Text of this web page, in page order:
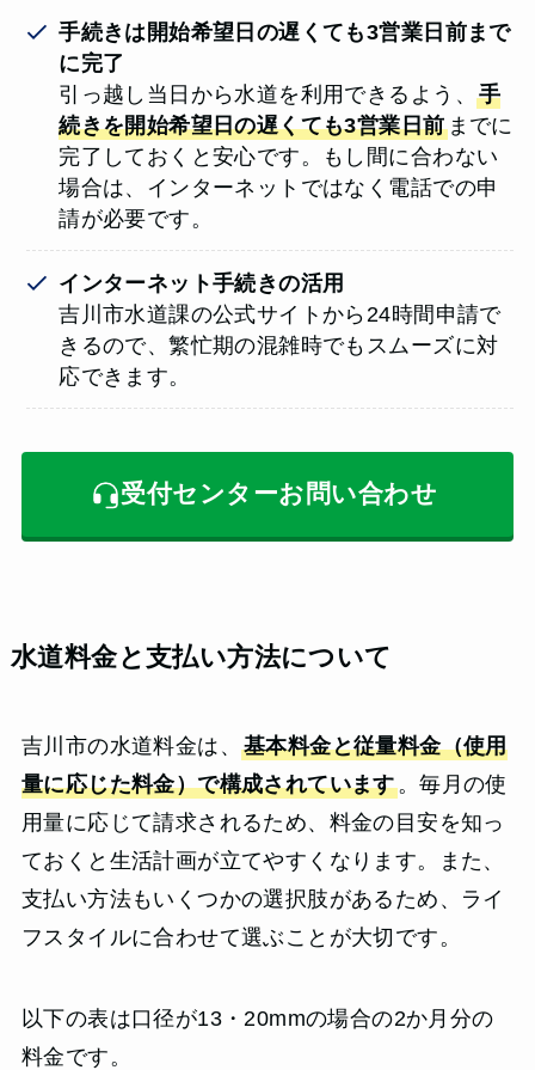
手続きは開始希望日の遅くても3営業日前まで
に完了
引っ越し当日から水道を利用できるよう、 手
続きを開始希望日の遅くても3営業日前までに
完了しておくと安心です。もし間に合わない
場合は、インターネットではなく電話での申
請が必要です。
インターネット手続きの活用
吉川市水道課の公式サイトから24時間申請で
きるので、繁忙期の混雑時でもスムーズに対
応できます。
受付センターお問い合わせ
水道料金と支払い方法について
吉川市の水道料金は、 基本料金と従量料金（使用
量に応じた料金）で構成されています。毎月の使
用量に応じて請求されるため、料金の目安を知っ
ておくと生活計画が立てやすくなります。また、
支払い方法もいくつかの選択肢があるため、ライ
フスタイルに合わせて選ぶことが大切です。
以下の表は口径が13・20mmの場合の2か月分の
料金です。